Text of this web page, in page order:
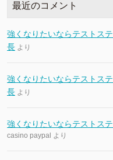
最近のコメント
強くなりたいならテストス
長 より
強くなりたいならテストス
長 より
強くなりたいならテストス
casino paypal より